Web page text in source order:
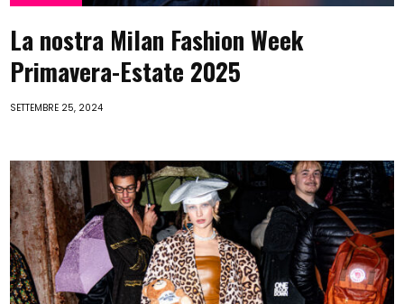
La nostra Milan Fashion Week
Primavera-Estate 2025
SETTEMBRE 25, 2024